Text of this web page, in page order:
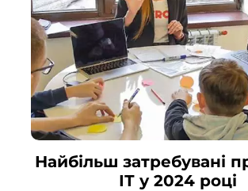
Найбільш затребувані
ІТ у 2024 році